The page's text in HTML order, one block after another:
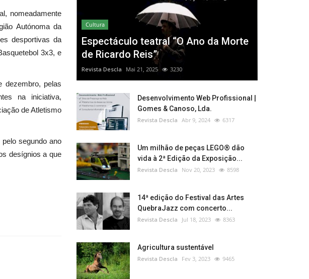
nomeadamente
Autónoma da
desportivas da
3x3, e
dezembro, pelas
na iniciativa,
de Atletismo
segundo ano
desígnios a que
Cultura
Espectáculo teatral “O Ano da Morte
de Ricardo Reis”
Revista Descla Mai 21, 2025 3230
Desenvolvimento Web Profissional |
Gomes & Canoso, Lda.
Revista Descla Abr 9, 2024 6317
Um milhão de peças LEGO® dão
vida à 2ª Edição da Exposição...
Revista Descla Nov 20, 2023 8598
14ª edição do Festival das Artes
QuebraJazz com concerto...
Revista Descla Jul 18, 2023 8363
Agricultura sustentável
Revista Descla Fev 3, 2023 9465